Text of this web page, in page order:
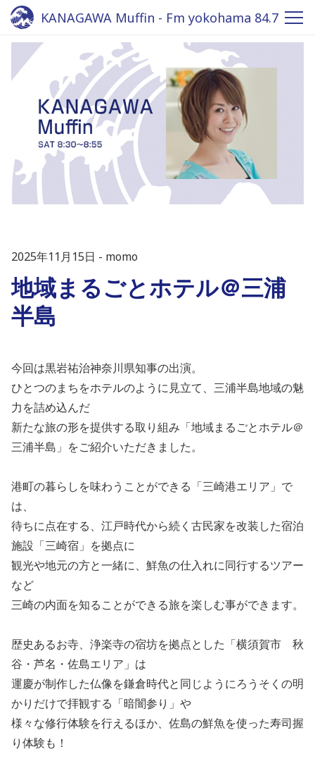
KANAGAWA Muffin - Fm yokohama 84.7
2025年11月15日 momo
地域まるごとホテル＠三浦
半島
今回は黒岩祐治神奈川県知事の出演。
ひとつのまちをホテルのように見立て、三浦半島地域の魅
力を詰め込んだ
新たな旅の形を提供する取り組み「地域まるごとホテル＠
三浦半島」をご紹介いただきました。
港町の暮らしを味わうことができる「三崎港エリア」で
は、
待ちに点在する、江戸時代から続く古民家を改装した宿泊
施設「三崎宿」を拠点に
観光や地元の方と一緒に、鮮魚の仕入れに同行するツアー
など
三崎の内面を知ることができる旅を楽しむ事ができます。
歴史あるお寺、浄楽寺の宿坊を拠点とした「横須賀市 秋
谷・芦名・佐島エリア」は
運慶が制作した仏像を鎌倉時代と同じようにろうそくの明
かりだけで拝観する「暗闇参り」や
様々な修行体験を行えるほか、佐島の鮮魚を使った寿司握
り体験も！